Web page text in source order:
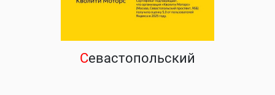
Севастопольский